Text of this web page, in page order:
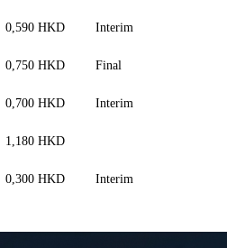
0,590 HKD Interim
0,750 HKD Final
0,700 HKD Interim
1,180 HKD
0,300 HKD Interim